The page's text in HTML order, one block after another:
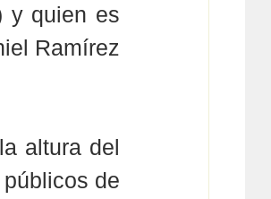
y quien es
Ramírez
altura del
de